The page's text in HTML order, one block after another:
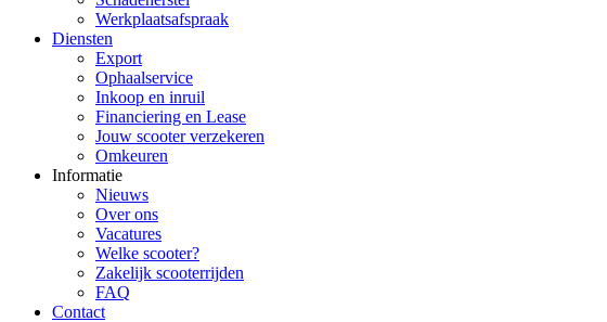
Werkplaatsafspraak
Diensten
Export
Ophaalservice
Inkoop en inruil
Financiering en Lease
Jouw scooter verzekeren
Omkeuren
Informatie
Nieuws
Over ons
Vacatures
Welke scooter?
Zakelijk scooterrijden
FAQ
Contact